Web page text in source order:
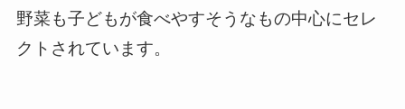
野菜も子どもが食べやすそうなもの中心にセレ
クトされています。